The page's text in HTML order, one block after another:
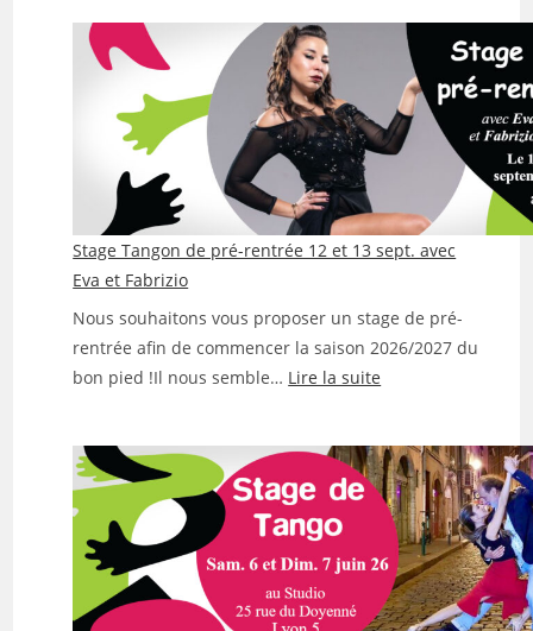
Stage Tangon de pré-rentrée 12 et 13 sept. avec
Eva et Fabrizio
Nous souhaitons vous proposer un stage de pré-
rentrée afin de commencer la saison 2026/2027 du
bon pied !Il nous semble… Lire la suite
de
pré-
rentrée
12
et
13